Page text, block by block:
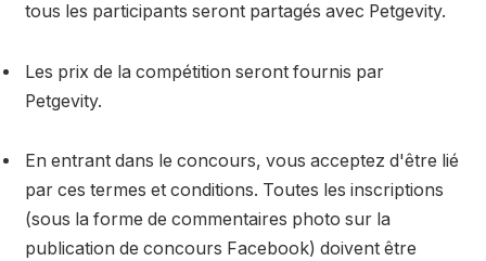
tous les participants seront partagés avec Petgevity.
Les prix de la compétition seront fournis par
Petgevity.
En entrant dans le concours, vous acceptez d'être lié
par ces termes et conditions. Toutes les inscriptions
(sous la forme de commentaires photo sur la
publication de concours Facebook) doivent être